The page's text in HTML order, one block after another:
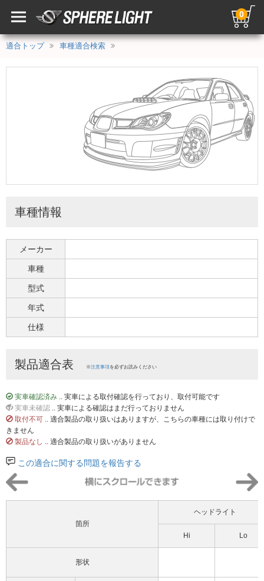
0
適合トップ 車種適合検索
車種情報
メーカー
車種
型式
年式
仕様
製品適合表 ※注意事項を必ずお読みください
実車確認済み .. 実車による取付確認を行っており、取付可能です
実車未確認 .. 実車による確認はまだ行っておりません
取付不可 .. 適合製品の取り扱いはありますが、こちらの車種には取り付けで
きません
製品なし .. 適合製品の取り扱いがありません
この適合に関する問題を報告する
箇所
ヘッドライト
Hi Lo
形状